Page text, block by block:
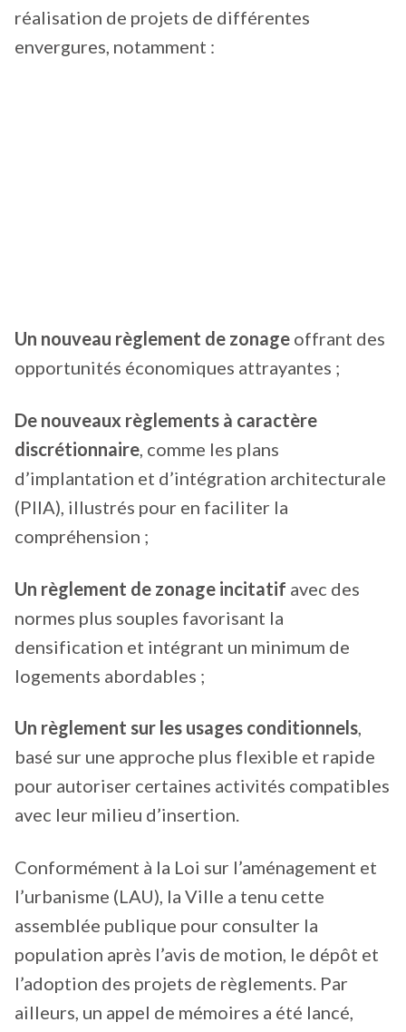
réalisation de projets de différentes
envergures, notamment :
Un nouveau règlement de zonage offrant des
opportunités économiques attrayantes ;
De nouveaux règlements à caractère
discrétionnaire, comme les plans
d’implantation et d’intégration architecturale
(PIIA), illustrés pour en faciliter la
compréhension ;
Un règlement de zonage incitatif avec des
normes plus souples favorisant la
densification et intégrant un minimum de
logements abordables ;
Un règlement sur les usages conditionnels,
basé sur une approche plus flexible et rapide
pour autoriser certaines activités compatibles
avec leur milieu d’insertion.
Conformément à la Loi sur l’aménagement et
l’urbanisme (LAU), la Ville a tenu cette
assemblée publique pour consulter la
population après l’avis de motion, le dépôt et
l’adoption des projets de règlements. Par
ailleurs, un appel de mémoires a été lancé,